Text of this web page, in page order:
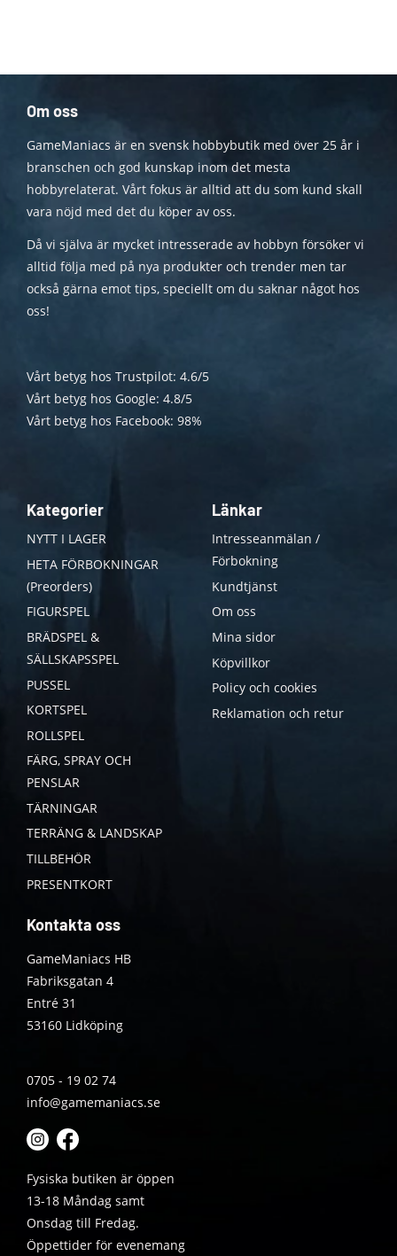
Om oss
GameManiacs är en svensk hobbybutik med över 25 år i
branschen och god kunskap inom det mesta
hobbyrelaterat. Vårt fokus är alltid att du som kund skall
vara nöjd med det du köper av oss.
Då vi själva är mycket intresserade av hobbyn försöker vi
alltid följa med på nya produkter och trender men tar
också gärna emot tips, speciellt om du saknar något hos
oss!
Vårt betyg hos Trustpilot: 4.6/5
Vårt betyg hos Google: 4.8/5
Vårt betyg hos Facebook: 98%
Kategorier
NYTT I LAGER
HETA FÖRBOKNINGAR
(Preorders)
FIGURSPEL
BRÄDSPEL &
SÄLLSKAPSSPEL
PUSSEL
KORTSPEL
ROLLSPEL
FÄRG, SPRAY OCH
PENSLAR
TÄRNINGAR
TERRÄNG & LANDSKAP
TILLBEHÖR
PRESENTKORT
Länkar
Intresseanmälan /
Förbokning
Kundtjänst
Om oss
Mina sidor
Köpvillkor
Policy och cookies
Reklamation och retur
Kontakta oss
GameManiacs HB
Fabriksgatan 4
Entré 31
53160 Lidköping
0705 - 19 02 74
info@gamemaniacs.se
Fysiska butiken är öppen
13-18 Måndag samt
Onsdag till Fredag.
Öppettider för evenemang